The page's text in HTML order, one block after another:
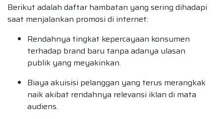
Berikut adalah daftar hambatan yang sering dihadapi
saat menjalankan promosi di internet:
Rendahnya tingkat kepercayaan konsumen
terhadap brand baru tanpa adanya ulasan
publik yang meyakinkan.
Biaya akuisisi pelanggan yang terus merangkak
naik akibat rendahnya relevansi iklan di mata
audiens.